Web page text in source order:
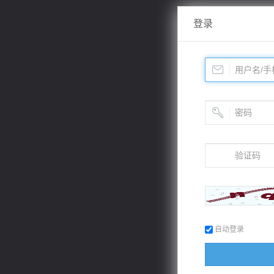
登录
自动登录